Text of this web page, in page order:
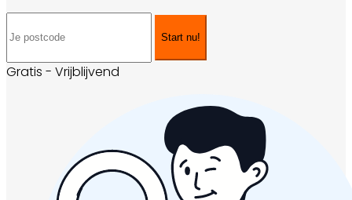
Start nu!
Gratis - Vrijblijvend